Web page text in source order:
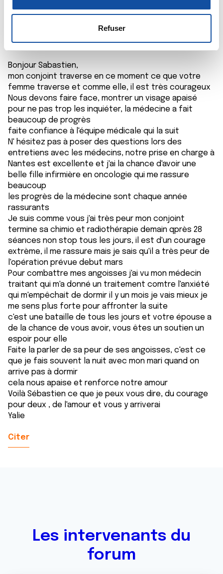
votre consentement à tout moment à partir de la
déclaration sur les cookies.
Les cookies nous permettent de personnaliser le contenu
et les annonces, d'offrir des fonctionnalités relatives aux
médias sociaux et d'analyser notre trafic. Nous
partageons également des informations sur l'utilisation de
notre site avec nos partenaires de médias sociaux, de
publicité et d'analyse, qui peuvent combiner celles-ci
avec d'autres informations que vous leur avez fournies
ou qu'ils ont collectées lors de votre utilisation de leurs
services.
t
m
Refuser
december
Bonjour Sabastien,
mon conjoint traverse en ce moment ce que votre
femme traverse et comme elle, il est très courageux
Nous devons faire face, montrer un visage apaisé
pour ne pas trop les inquiéter, la médecine a fait
beaucoup de progrès
faite confiance à l'équipe médicale qui la suit
N' hésitez pas à poser des questions lors des
entretiens avec les médecins, notre prise en charge à
Nantes est excellente et j'ai la chance d'avoir une
belle fille infirmière en oncologie qui me rassure
beaucoup
les progrès de la médecine sont chaque année
rassurants
Je suis comme vous j'ai très peur mon conjoint
termine sa chimio et radiothérapie demain qprès 28
séances non stop tous les jours, il est d'un courage
extrème, il me rassure mais je sais qu'il a très peur de
l'opération prévue debut mars
Pour combattre mes angoisses j'ai vu mon médecin
traitant qui m'a donné un traitement comtre l'anxiété
qui m'empêchait de dormir il y un mois je vais mieux je
me sens plus forte pour affronter la suite
c'est une bataille de tous les jours et votre épouse a
de la chance de vous avoir, vous êtes un soutien un
espoir pour elle
Faite la parler de sa peur de ses angoisses, c'est ce
que je fais souvent la nuit avec mon mari quand on
arrive pas à dormir
cela nous apaise et renforce notre amour
Voilà Sébastien ce que je peux vous dire, du courage
pour deux , de l'amour et vous y arriverai
Yalie
Citer
Les intervenants du
forum